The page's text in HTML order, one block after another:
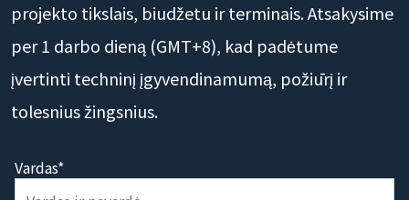
projekto tikslais, biudžetu ir terminais. Atsakysime
per 1 darbo dieną (GMT+8), kad padėtume
įvertinti techninį įgyvendinamumą, požiūrį ir
tolesnius žingsnius.
Vardas*